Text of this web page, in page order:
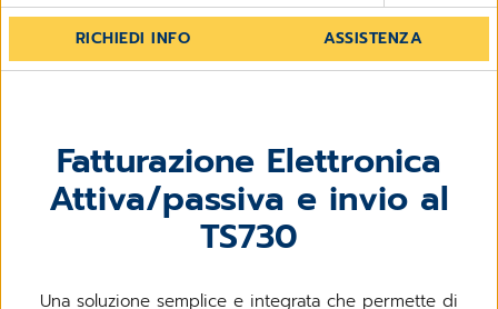
RICHIEDI INFO ASSISTENZA
Fatturazione Elettronica
Attiva/passiva e invio al
TS730
Una soluzione semplice e integrata che permette di